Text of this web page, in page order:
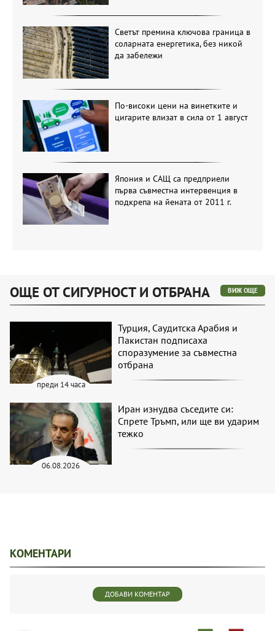
Светът премина ключова граница в
соларната енергетика, без никой
да забележи
По-високи цени на винетките и
цигарите влизат в сила от 1 август
Япония и САЩ са предприели
първа съвместна интервенция в
подкрепа на йената от 2011 г.
ОЩЕ ОТ СИГУРНОСТ И ОТБРАНА ВИЖ ОЩЕ
преди 14 часа
Турция, Саудитска Арабия и
Пакистан подписаха
споразумение за съвместна
отбрана
06.08.2026
Иран изнудва съседите си:
Спрете Тръмп, или ще ви ударим
тежко
КОМЕНТАРИ
ДОБАВИ КОМЕНТАР